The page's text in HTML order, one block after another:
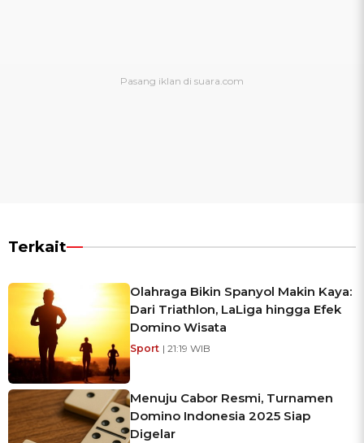
Terkait
Olahraga Bikin Spanyol Makin Kaya:
Dari Triathlon, LaLiga hingga Efek
Domino Wisata
Sport | 21:19 WIB
Menuju Cabor Resmi, Turnamen
Domino Indonesia 2025 Siap
Digelar